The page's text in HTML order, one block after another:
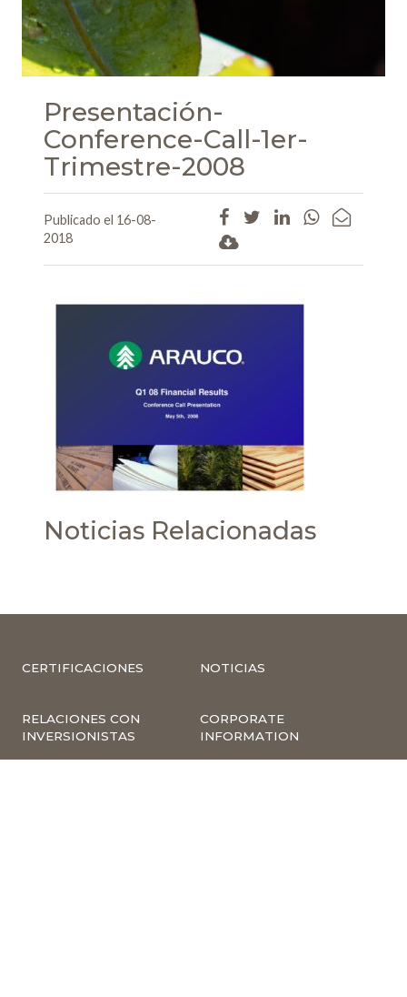
Presentación-
Conference-Call-1er-
Trimestre-2008
Publicado el 16-08-
2018
Noticias Relacionadas
CERTIFICACIONES NOTICIAS
RELACIONES CON
INVERSIONISTAS
CORPORATE
INFORMATION